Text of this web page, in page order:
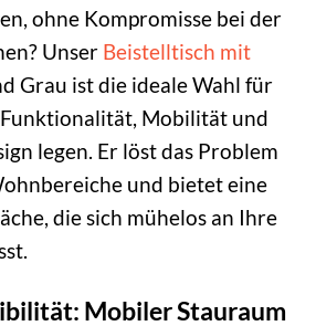
ohne Kompromisse bei der
Unser Beistelltisch mit
Grau ist die ideale Wahl für
Mobilität und
legen. Er löst das Problem
und bietet eine
die sich mühelos an Ihre
Mobiler Stauraum